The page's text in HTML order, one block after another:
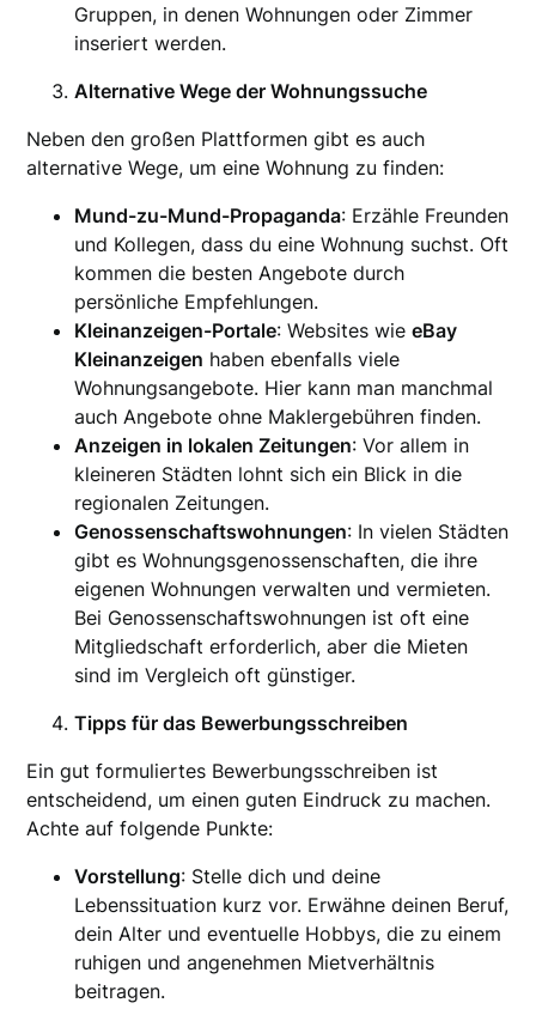
Gruppen, in denen Wohnungen oder Zimmer
inseriert werden.
Alternative Wege der Wohnungssuche
Neben den großen Plattformen gibt es auch
alternative Wege, um eine Wohnung zu finden:
Mund-zu-Mund-Propaganda: Erzähle Freunden
und Kollegen, dass du eine Wohnung suchst. Oft
kommen die besten Angebote durch
persönliche Empfehlungen.
Kleinanzeigen-Portale: Websites wieeBay
Kleinanzeigen haben ebenfalls viele
Wohnungsangebote. Hier kann man manchmal
auch Angebote ohne Maklergebühren finden.
Anzeigen in lokalen Zeitungen: Vor allem in
kleineren Städten lohnt sich ein Blick in die
regionalen Zeitungen.
Genossenschaftswohnungen: In vielen Städten
gibt es Wohnungsgenossenschaften, die ihre
eigenen Wohnungen verwalten und vermieten.
Bei Genossenschaftswohnungen ist oft eine
Mitgliedschaft erforderlich, aber die Mieten
sind im Vergleich oft günstiger.
Tipps für das Bewerbungsschreiben
Ein gut formuliertes Bewerbungsschreiben ist
entscheidend, um einen guten Eindruck zu machen.
Achte auf folgende Punkte:
Vorstellung: Stelle dich und deine
Lebenssituation kurz vor. Erwähne deinen Beruf,
dein Alter und eventuelle Hobbys, die zu einem
ruhigen und angenehmen Mietverhältnis
beitragen.